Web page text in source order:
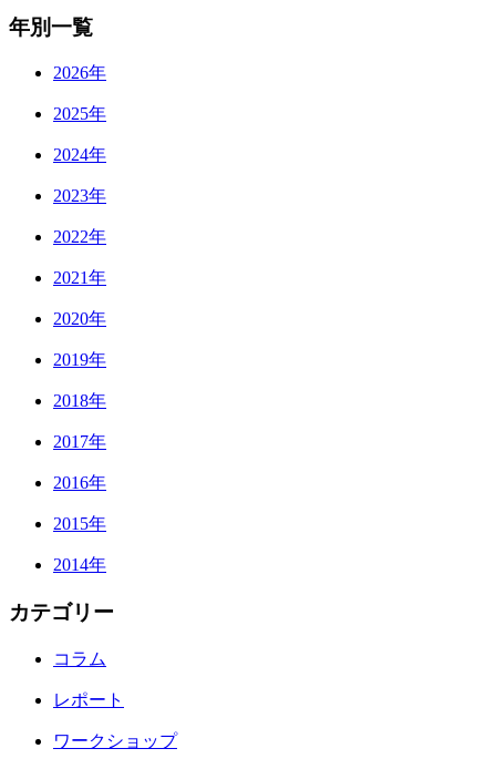
年別一覧
2026年
2025年
2024年
2023年
2022年
2021年
2020年
2019年
2018年
2017年
2016年
2015年
2014年
カテゴリー
コラム
レポート
ワークショップ